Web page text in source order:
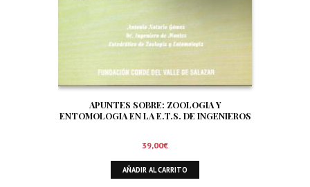
APUNTES SOBRE: ZOOLOGIA Y
ENTOMOLOGIA EN LA E.T.S. DE INGENIEROS
FORESTAL. ORNITOFAUNA CINEGETICA
39,00€
AÑADIR AL CARRITO